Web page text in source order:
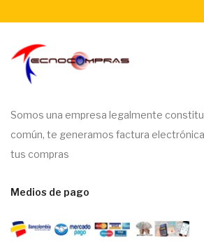
Somos una empresa legalmente
común, te generamos factura
tus compras
Medios de pago